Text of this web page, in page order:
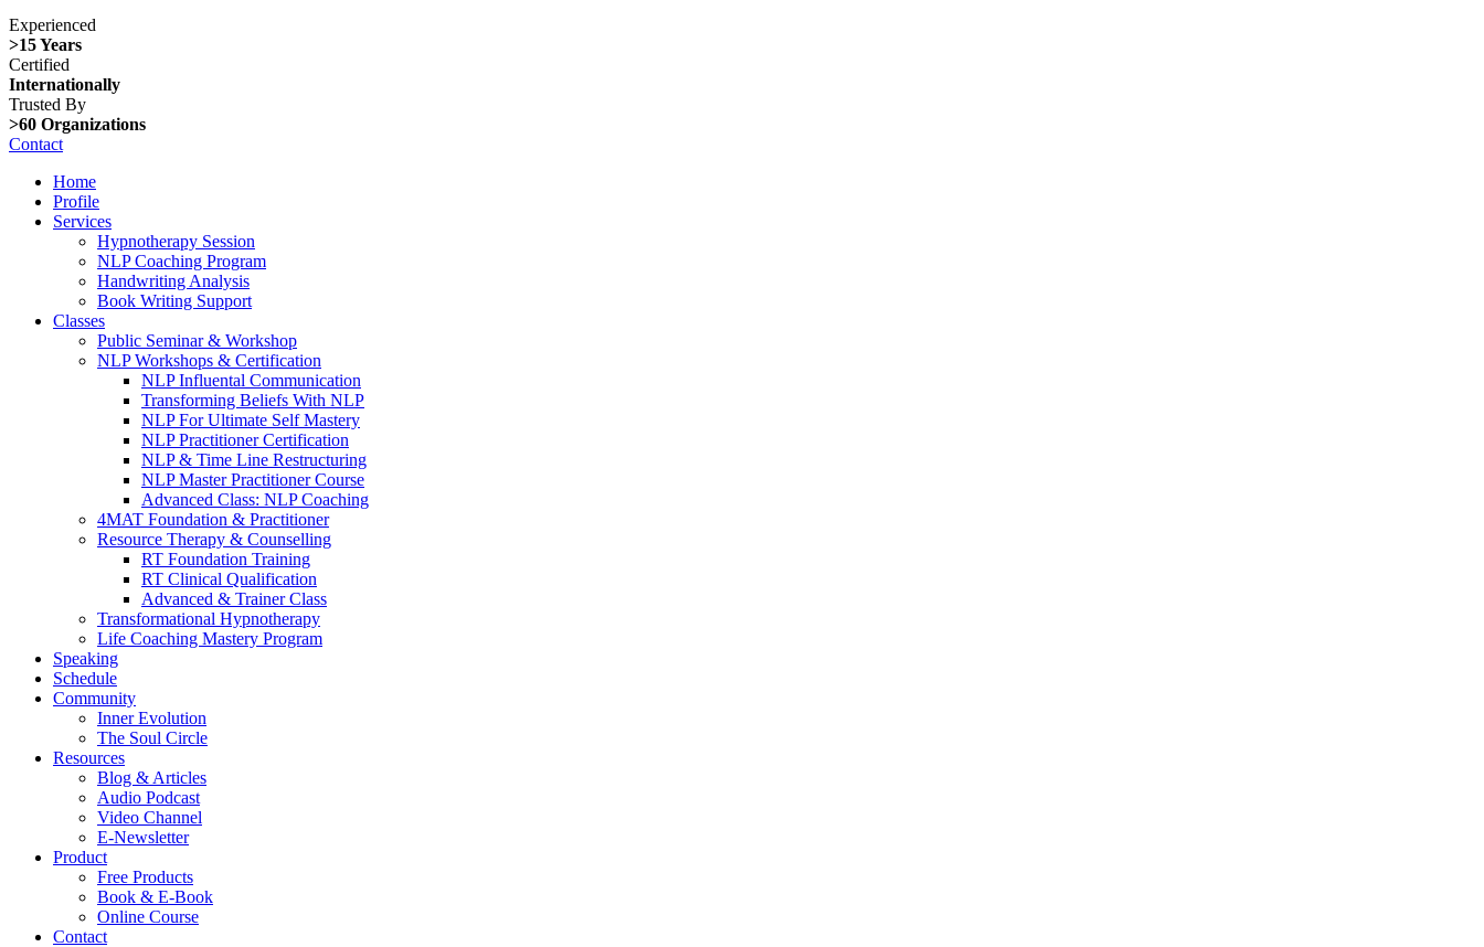
Experienced
>15 Years
Certified
Internationally
Trusted By
>60 Organizations
Contact
Home
Profile
Services
Hypnotherapy Session
NLP Coaching Program
Handwriting Analysis
Book Writing Support
Classes
Public Seminar & Workshop
NLP Workshops & Certification
NLP Influental Communication
Transforming Beliefs With NLP
NLP For Ultimate Self Mastery
NLP Practitioner Certification
NLP & Time Line Restructuring
NLP Master Practitioner Course
Advanced Class: NLP Coaching
4MAT Foundation & Practitioner
Resource Therapy & Counselling
RT Foundation Training
RT Clinical Qualification
Advanced & Trainer Class
Transformational Hypnotherapy
Life Coaching Mastery Program
Speaking
Schedule
Community
Inner Evolution
The Soul Circle
Resources
Blog & Articles
Audio Podcast
Video Channel
E-Newsletter
Product
Free Products
Book & E-Book
Online Course
Contact